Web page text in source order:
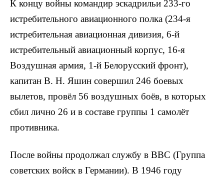
К концу войны командир эскадрильи 233-го
истребительного авиационного полка (234-я
истребительная авиационная дивизия, 6-й
истребительный авиационный корпус, 16-я
Воздушная армия, 1-й Белорусский фронт),
капитан В. Н. Яшин совершил 246 боевых
вылетов, провёл 56 воздушных боёв, в которых
сбил лично 26 и в составе группы 1 самолёт
противника.
После войны продолжал службу в ВВС (Группа
советских войск в Германии). В 1946 году